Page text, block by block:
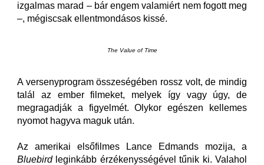
izgalmas marad – bár engem valamiért nem fogott meg
–, mégiscsak ellentmondásos kissé.
The Value of Time
A versenyprogram összeségében rossz volt, de mindig
talál az ember filmeket, melyek így vagy úgy, de
megragadják a figyelmét. Olykor egészen kellemes
nyomot hagyva maguk után.
Az amerikai elsőfilmes Lance Edmands mozija, a
Bluebirdleginkább érzékenysségével tűnik ki. Valahol